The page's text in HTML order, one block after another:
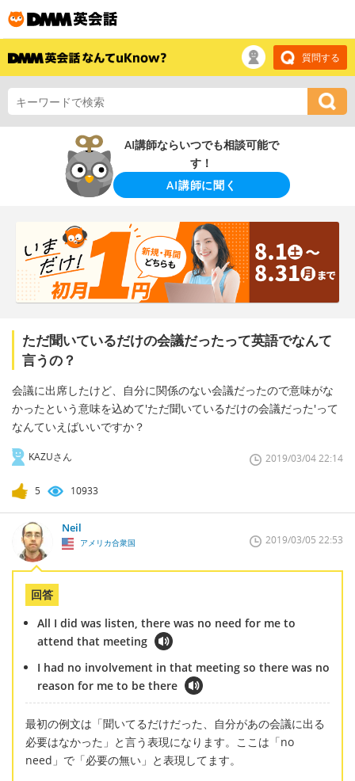
質問する
AI講師ならいつでも相談可能で
す！
AI講師に聞く
ただ聞いているだけの会議だったって英語でなんて
言うの？
会議に出席したけど、自分に関係のない会議だったので意味がな
かったという意味を込めて'ただ聞いているだけの会議だった'って
なんていえばいいですか？
KAZUさん 2019/03/04 22:14
5 10933
Neil
アメリカ合衆国 2019/03/05 22:53
回答
All I did was listen, there was no need for me to
attend that meeting
I had no involvement in that meeting so there was no
reason for me to be there
最初の例文は「聞いてるだけだった、自分があの会議に出る
必要はなかった」と言う表現になります。ここは「no
need」で「必要の無い」と表現してます。